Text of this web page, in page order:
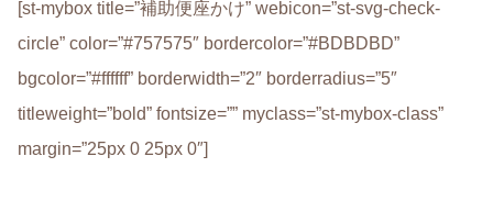
[st-mybox title=”補助便座かけ” webicon=”st-svg-check-
circle” color=”#757575″ bordercolor=”#BDBDBD”
bgcolor=”#ffffff” borderwidth=”2″ borderradius=”5″
titleweight=”bold” fontsize=”” myclass=”st-mybox-class”
margin=”25px 0 25px 0″]